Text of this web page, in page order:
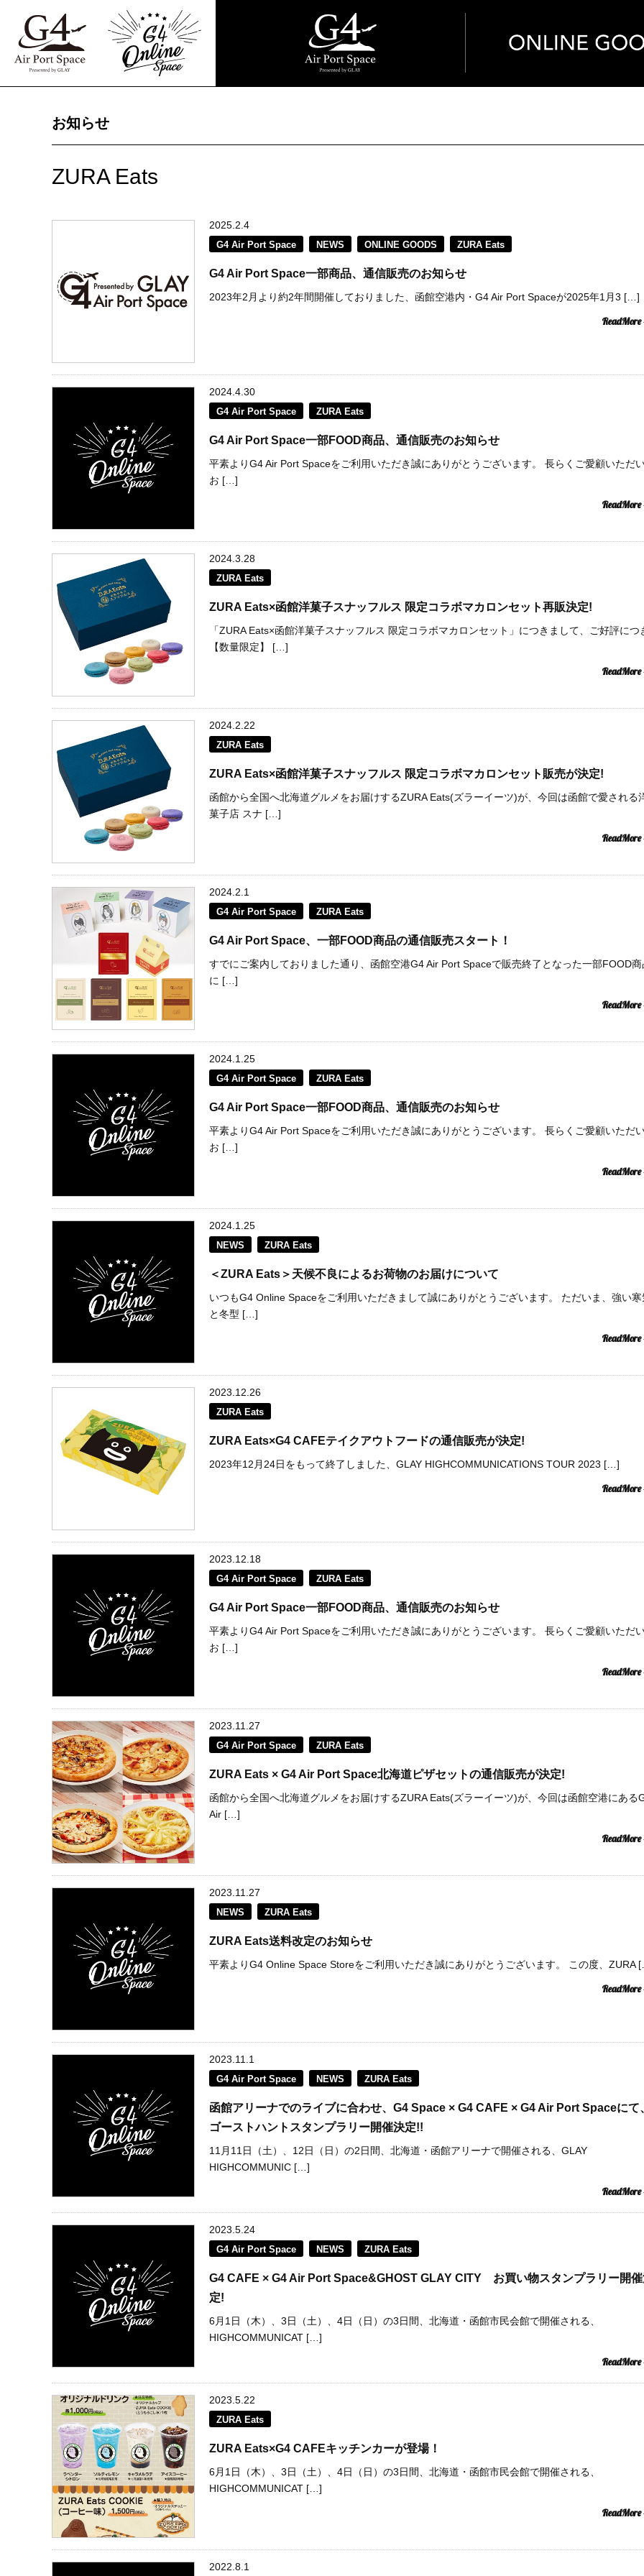
お知らせ
ZURA Eats
2025.2.4
G4 Air Port Space NEWS ONLINE GOODS ZURA Eats
G4 Air Port Space一部商品、通信販売のお知らせ
2023年2月より約2年間開催しておりました、函館空港内・G4 Air Port Spaceが2025年1月3 […]
ReadMore
2024.4.30
G4 Air Port Space ZURA Eats
G4 Air Port Space一部FOOD商品、通信販売のお知らせ
平素よりG4 Air Port Spaceをご利用いただき誠にありがとうございます。 長らくご愛顧いただ
お […]
ReadMore
2024.3.28
ZURA Eats
ZURA Eats×函館洋菓子スナッフルス 限定コラボマカロンセット再販決定!
「ZURA Eats×函館洋菓子スナッフルス 限定コラボマカロンセット」につきまして、ご好評につ
【数量限定】 […]
ReadMore
2024.2.22
ZURA Eats
ZURA Eats×函館洋菓子スナッフルス 限定コラボマカロンセット販売が決定!
函館から全国へ北海道グルメをお届けするZURA Eats(ズラーイーツ)が、今回は函館で愛される
菓子店 スナ […]
ReadMore
2024.2.1
G4 Air Port Space ZURA Eats
G4 Air Port Space、一部FOOD商品の通信販売スタート！
すでにご案内しておりました通り、函館空港G4 Air Port Spaceで販売終了となった一部FOOD商
に […]
ReadMore
2024.1.25
G4 Air Port Space ZURA Eats
G4 Air Port Space一部FOOD商品、通信販売のお知らせ
平素よりG4 Air Port Spaceをご利用いただき誠にありがとうございます。 長らくご愛顧いただ
お […]
ReadMore
2024.1.25
NEWS ZURA Eats
＜ZURA Eats＞天候不良によるお荷物のお届けについて
いつもG4 Online Spaceをご利用いただきまして誠にありがとうございます。 ただいま、強い寒
と冬型 […]
ReadMore
2023.12.26
ZURA Eats
ZURA Eats×G4 CAFEテイクアウトフードの通信販売が決定!
2023年12月24日をもって終了しました、GLAY HIGHCOMMUNICATIONS TOUR 2023 […]
ReadMore
2023.12.18
G4 Air Port Space ZURA Eats
G4 Air Port Space一部FOOD商品、通信販売のお知らせ
平素よりG4 Air Port Spaceをご利用いただき誠にありがとうございます。 長らくご愛顧いただ
お […]
ReadMore
2023.11.27
G4 Air Port Space ZURA Eats
ZURA Eats × G4 Air Port Space北海道ピザセットの通信販売が決定!
函館から全国へ北海道グルメをお届けするZURA Eats(ズラーイーツ)が、今回は函館空港にある
Air […]
ReadMore
2023.11.27
NEWS ZURA Eats
ZURA Eats送料改定のお知らせ
平素よりG4 Online Space Storeをご利用いただき誠にありがとうございます。 この度、ZURA
ReadMore
2023.11.1
G4 Air Port Space NEWS ZURA Eats
函館アリーナでのライブに合わせ、G4 Space × G4 CAFE × G4 Air Port Spaceにて
ゴーストハントスタンプラリー開催決定!!
11月11日（土）、12日（日）の2日間、北海道・函館アリーナで開催される、GLAY
HIGHCOMMUNIC […]
ReadMore
2023.5.24
G4 Air Port Space NEWS ZURA Eats
G4 CAFE × G4 Air Port Space&GHOST GLAY CITY お買い物スタンプラリー開
定!
6月1日（木）、3日（土）、4日（日）の3日間、北海道・函館市民会館で開催される、
HIGHCOMMUNICAT […]
ReadMore
2023.5.22
ZURA Eats
ZURA Eats×G4 CAFEキッチンカーが登場！
6月1日（木）、3日（土）、4日（日）の3日間、北海道・函館市民会館で開催される、
HIGHCOMMUNICAT […]
ReadMore
2022.8.1